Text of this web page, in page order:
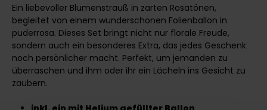
Ein liebevoller Blumenstrauß in zarten Rosatönen,
begleitet von einem wunderschönen Folienballon in
puderrosa. Dieses Set bringt nicht nur florale Freude,
sondern auch ein besonderes Extra, das jedes Geschenk
noch persönlicher macht. Perfekt, um jemanden zu
überraschen und ihm oder ihr ein Lächeln ins Gesicht zu
zaubern.